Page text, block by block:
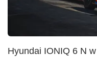
Hyundai IONIQ 6 N